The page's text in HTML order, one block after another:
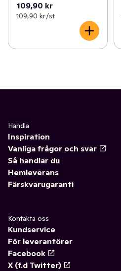
109,90 kr
109,90 kr /st
Handla
Inspiration
Vanliga frågor och svar
Så handlar du
Hemleverans
Färskvarugaranti
Kontakta oss
Kundservice
För leverantörer
Facebook
X (f.d Twitter)